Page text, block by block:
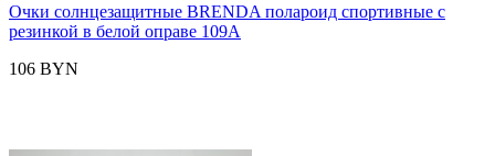
Очки солнцезащитные BRENDA полароид спортивные с
резинкой в белой оправе 109A
106 BYN